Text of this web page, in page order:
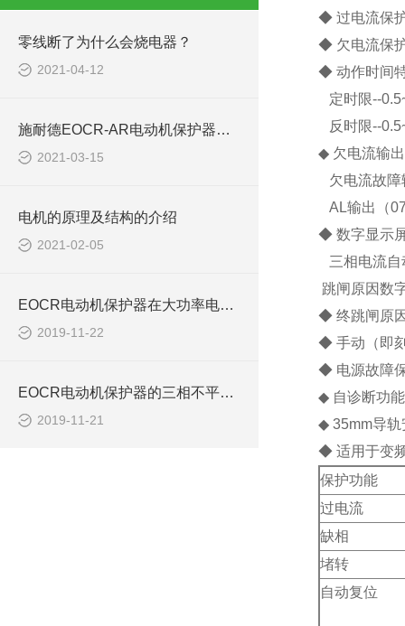
零线断了为什么会烧电器？
2021-04-12
施耐德EOCR-AR电动机保护器自动复位的使用方法
2021-03-15
电机的原理及结构的介绍
2021-02-05
EOCR电动机保护器在大功率电机上的使用方法
2019-11-22
EOCR电动机保护器的三相不平衡功能设置方法
2019-11-21
◆ 过电流保
◆ 欠电流保
◆ 动作时间
定时限--
反时限--
◆ 欠电流输出
欠电流故障
AL输出（
◆ 数字显示
三相电流
跳闸原因数
◆ 终跳闸原
◆ 手动（即
◆ 电源故障
◆ 自诊断功能
◆ 35mm导轨
◆ 适用于变
保护功能
过电流
缺相
堵转
自动复位